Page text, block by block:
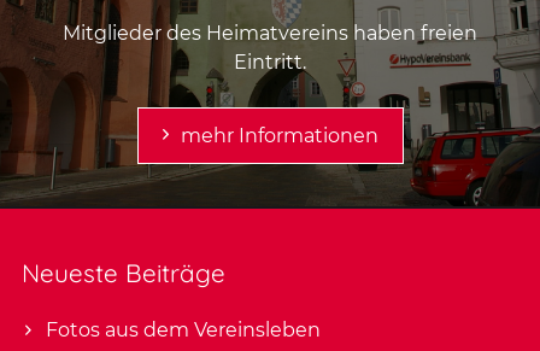
Mitglieder des Heimatvereins haben freien
Eintritt.
mehr Informationen
Neueste Beiträge
Fotos aus dem Vereinsleben